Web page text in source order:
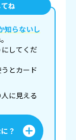
ね
知らないし
してくだ
とカード
に見える
？